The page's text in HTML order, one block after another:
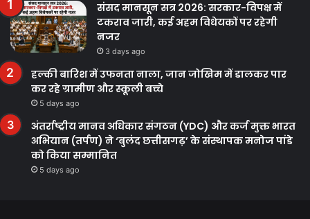
संसद मानसून सत्र 2026: सरकार-विपक्ष में
टकराव जारी, कई अहम विधेयकों पर रहेगी
नजर
3 days ago
हल्की बारिश में उफनता नाला, जान जोखिम में डालकर पार
कर रहे ग्रामीण और स्कूली बच्चे
5 days ago
अंतर्राष्ट्रीय मानव अधिकार संगठन (YDC) और कर्ज मुक्त भारत
अभियान (तर्पण) ने ‘बुलंद छत्तीसगढ़’ के संस्थापक मनोज पांडे
को किया सम्मानित
5 days ago